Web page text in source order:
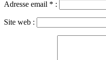
Adresse email * :
Site web :